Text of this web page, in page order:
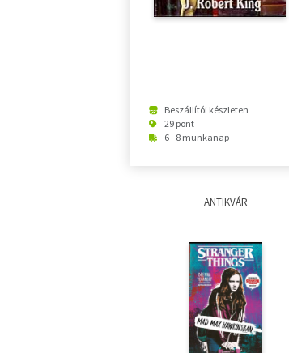
Beszállítói készleten
29 pont
6 - 8 munkanap
ANTIKVÁR